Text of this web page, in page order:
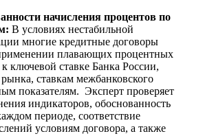
начисления процентов по
В условиях нестабильной
многие кредитные договоры
плавающих процентных
ключевой ставке Банка России,
ставкам межбанковского
показателям. Эксперт проверяет
индикаторов, обоснованность
периоде, соответствие
условиям договора, а также